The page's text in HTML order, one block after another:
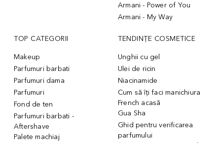
Armani - Power of You
Armani - My Way
TOP CATEGORII
Makeup
Parfumuri barbati
Parfumuri dama
Parfumuri
Fond de ten
Parfumuri barbati -
Aftershave
Palete machiaj
TENDINȚE COSMETICE
Unghii cu gel
Ulei de ricin
Niacinamide
Cum să îți faci manichiura
French acasă
Gua Sha
Ghid pentru verificarea
parfumului